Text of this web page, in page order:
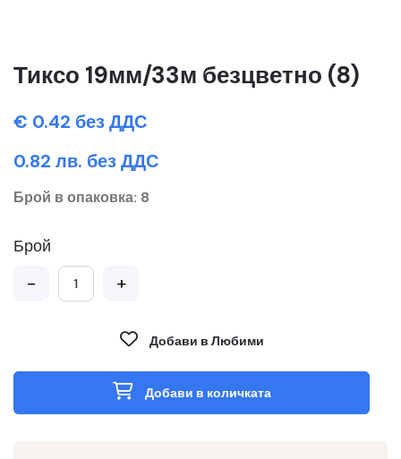
Тиксо 19мм/33м безцветно (8)
€ 0.42 без ДДС
0.82 лв. без ДДС
Брой в опаковка: 8
Брой
- +
Добави в Любими
Добави в количката